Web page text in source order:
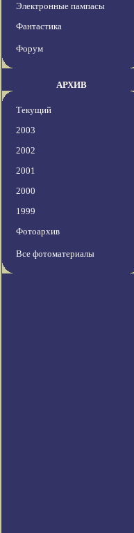
Электронные пампасы
Фантастика
Форум
АРХИВ
Текущий
2003
2002
2001
2000
1999
Фотоархив
Все фотоматериалы